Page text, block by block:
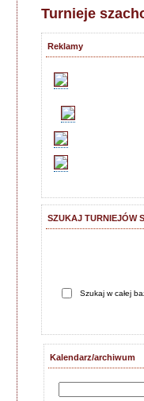
Turnieje
Reklamy
SZUKAJ TURNIEJÓW
Szukaj w całej
Kalendarz/archiwum